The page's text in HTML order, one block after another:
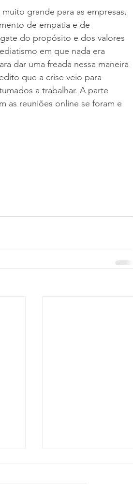
grande para as empresas,
de empatia e de
do propósito e dos valores
em que nada era
dar uma freada nessa maneira
que a crise veio para
a trabalhar. A parte
as reuniões online se foram e